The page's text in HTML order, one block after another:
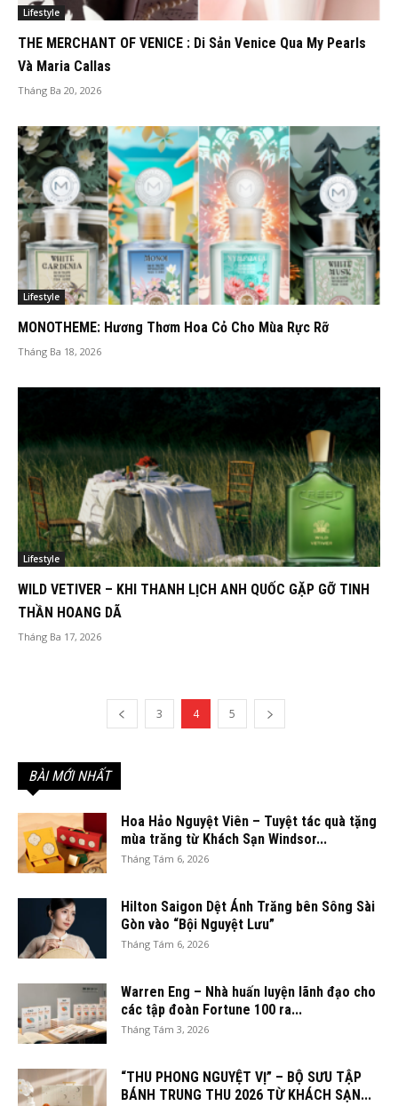
Lifestyle
THE MERCHANT OF VENICE : Di Sản Venice Qua My Pearls
Và Maria Callas
Tháng Ba 20, 2026
Lifestyle
MONOTHEME: Hương Thơm Hoa Cỏ Cho Mùa Rực Rỡ
Tháng Ba 18, 2026
Lifestyle
WILD VETIVER – KHI THANH LỊCH ANH QUỐC GẶP GỠ TINH
THẦN HOANG DÃ
Tháng Ba 17, 2026
3 4 5
BÀI MỚI NHẤT
Hoa Hảo Nguyệt Viên – Tuyệt tác quà tặng
mùa trăng từ Khách Sạn Windsor...
Tháng Tám 6, 2026
Hilton Saigon Dệt Ánh Trăng bên Sông Sài
Gòn vào “Bội Nguyệt Lưu”
Tháng Tám 6, 2026
Warren Eng – Nhà huấn luyện lãnh đạo cho
các tập đoàn Fortune 100 ra...
Tháng Tám 3, 2026
“THU PHONG NGUYỆT VỊ” – BỘ SƯU TẬP
BÁNH TRUNG THU 2026 TỪ KHÁCH SẠN...